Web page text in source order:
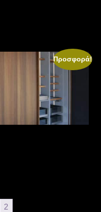
Προσφορά!
2